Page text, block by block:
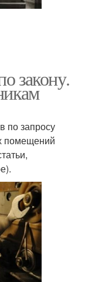
закону.
по запросу
помещений